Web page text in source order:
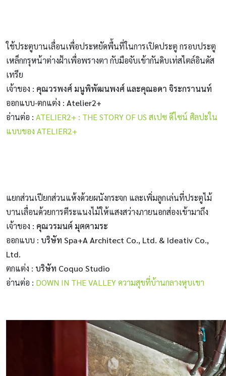
ใช้ประตูบานเลื่อนเพื่อประหยัดพื้นที่ในการเปิดประตู กรอบประตู
เหล็กกรุหน้าต่างฝ้าเพื่อพรางตา กับมือจับเข้ากันดิบเท่สไตล์อินดัส
เทรีย
เจ้าของ : คุณวรพงศ์ มนูพิพัฒนพงศ์ และคุณอดา จิระกรานนท์
ออกแบบ-ตกแต่ง : Atelier2+
อ่านต่อ : ATELIER2+ : THE STORY OF US สเปซ ดีไซน์ ศิลปะใน
แบบของ ATELIER2+
แยกส่วนเปียกส่วนแห้งด้วยผนังกระจก และเพิ่มลูกเล่นที่ประตูไม้
บานเลื่อนด้วยการตีระแนงไม้ให้แสงสว่างภายนอกส่องเข้ามาถึง
เจ้าของ : คุณวรมนต์ มุตตามระ
ออกแบบ : บริษัท Spa+A Architect Co., Ltd. & Ideativ Co.,
Ltd.
ตกแต่ง : บริษัท Coquo Studio
อ่านต่อ : DOWN IN THE VALLEY ความสุขที่บ้านกลางหุบเขา